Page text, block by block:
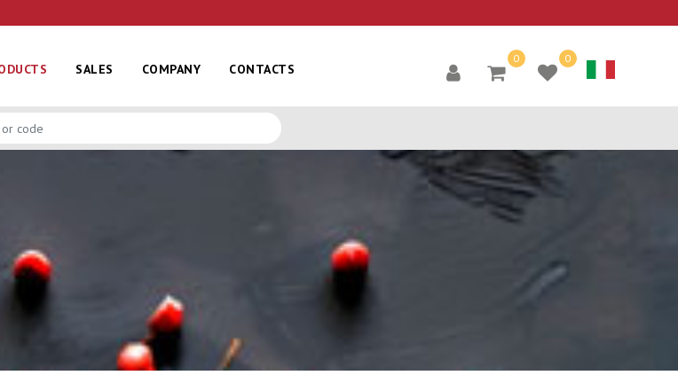
SALES COMPANY CONTACTS
0 0